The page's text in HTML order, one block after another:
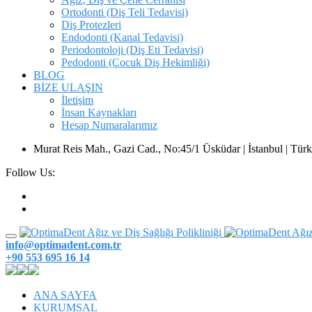
Ortodonti (Diş Teli Tedavisi)
Diş Protezleri
Endodonti (Kanal Tedavisi)
Periodontoloji (Diş Eti Tedavisi)
Pedodonti (Çocuk Diş Hekimliği)
BLOG
BİZE ULAŞIN
İletişim
İnsan Kaynakları
Hesap Numaralarımız
Murat Reis Mah., Gazi Cad., No:45/1 Üsküdar | İstanbul |
Follow Us:
info@optimadent.com.tr
+90 553 695 16 14
ANA SAYFA
KURUMSAL